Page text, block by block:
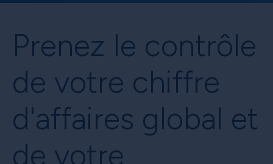
Prenez le contrôle
de votre chiffre
d'affaires global et
de votre